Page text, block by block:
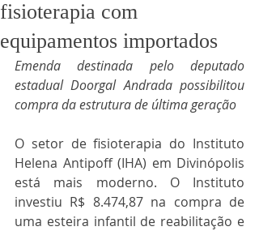
fisioterapia com
equipamentos importados
Emenda destinada pelo deputado
estadual Doorgal Andrada possibilitou
compra da estrutura de última geração
O setor de fisioterapia do Instituto
Helena Antipoff (IHA) em Divinópolis
está mais moderno. O Instituto
investiu R$ 8.474,87 na compra de
uma esteira infantil de reabilitação e